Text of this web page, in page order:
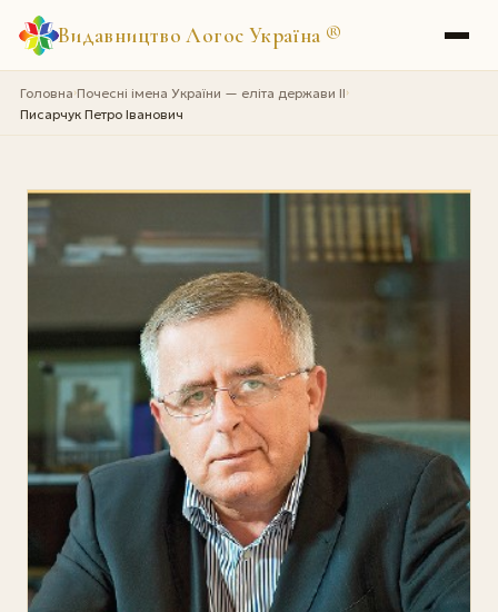
Видавництво Логос Україна ®
Головна›Почесні імена України — еліта держави II›
Писарчук Петро Іванович